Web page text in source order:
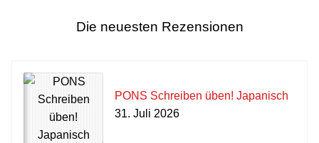
Die neuesten Rezensionen
PONS Schreiben üben! Japanisch
31. Juli 2026